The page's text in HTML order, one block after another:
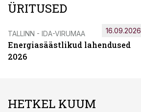
ÜRITUSED
TALLINN - IDA-VIRUMAA
Energiasäästlikud lahendused
2026
16.09.2026
HETKEL KUUM